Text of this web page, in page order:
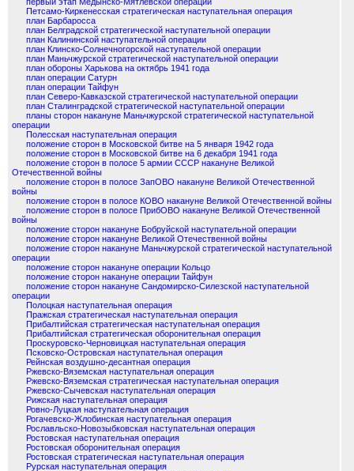
Петсамо-Киркенесская стратегическая наступательная операция
план Барбаросса
план Белградской стратегической наступательной операции
план Калининской наступательной операции
план Клинско-Солнечногорской наступательной операции
план Маньчжурской стратегической наступательной операции
план обороны Харькова на октябрь 1941 года
план операции Сатурн
план операции Тайфун
план Северо-Кавказской стратегической наступательной операции
план Сталинградской стратегической наступательной операции
планы сторон накануне Маньчжурской стратегической наступательной
операции
Полесская наступательная операция
положение сторон в Московской битве на 5 января 1942 года
положение сторон в Московской битве на 6 декабря 1941 года
положение сторон в полосе 5 армии СССР накануне Великой
Отечественной войны
положение сторон в полосе ЗапОВО накануне Великой Отечественной
войны
положение сторон в полосе КОВО накануне Великой Отечественной войны
положение сторон в полосе ПрибОВО накануне Великой Отечественной
войны
положение сторон накануне Бобруйской наступательной операции
положение сторон накануне Великой Отечественной войны
положение сторон накануне Маньчжурской стратегической наступательной
операции
положение сторон накануне операции Кольцо
положение сторон накануне операции Тайфун
положение сторон накануне Сандомирско-Силезской наступательной
операции
Полоцкая наступательная операция
Пражская стратегическая наступательная операция
Прибалтийская стратегическая наступательная операция
Прибалтийская стратегическая оборонительная операция
Проскуровско-Черновицкая наступательная операция
Псковско-Островская наступательная операция
Рейнская воздушно-десантная операция
Ржевско-Вяземская наступательная операция
Ржевско-Вяземская стратегическая наступательная операция
Ржевско-Сычевская наступательная операция
Рижская наступательная операция
Ровно-Луцкая наступательная операция
Рогачевско-Жлобинская наступательная операция
Рославльско-Новозыбковская наступательная операция
Ростовская наступательная операция
Ростовская оборонительная операция
Ростовская стратегическая наступательная операция
Рурская наступательная операция